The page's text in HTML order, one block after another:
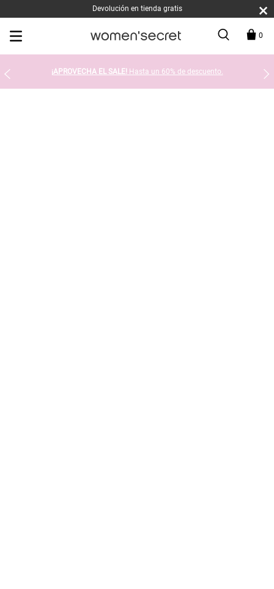
Devolución en tienda gratis
0
¡APROVECHA EL SALE! Hasta un 60% de descuento.